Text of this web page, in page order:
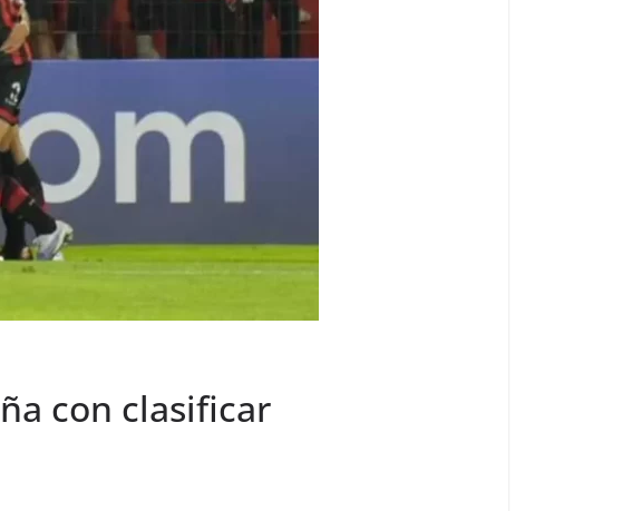
con clasificar